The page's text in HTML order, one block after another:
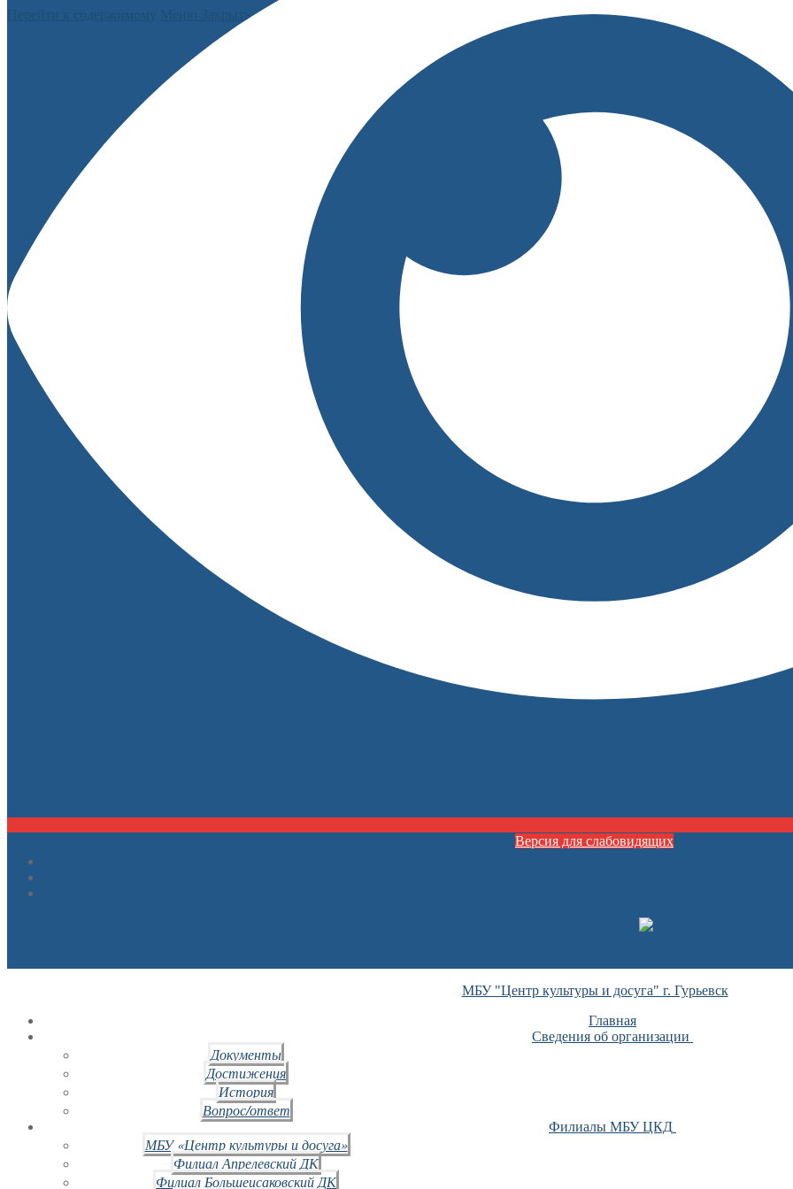
Закрыть
Версия для слабовидящих
МБУ "Центр культуры и досуга" г. Гурьевск
Главная
Сведения об организации
Документы
Достижения
История
Вопрос/ответ
Филиалы МБУ ЦКД
МБУ «Центр культуры и досуга»
Филиал Апрелевский ДК
Филиал Большеисаковский ДК